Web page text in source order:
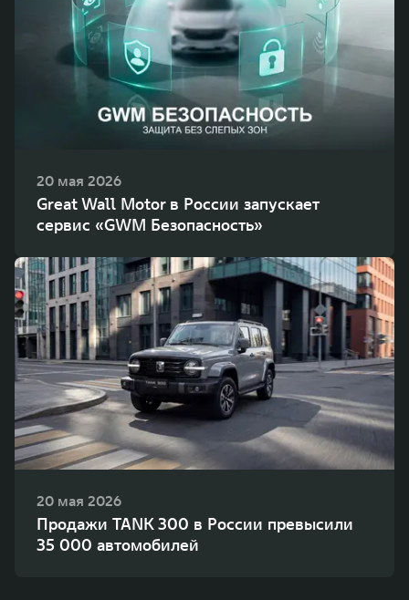
20 мая 2026
Great Wall Motor в России запускает
сервис «GWM Безопасность»
20 мая 2026
Продажи TANK 300 в России превысили
35 000 автомобилей